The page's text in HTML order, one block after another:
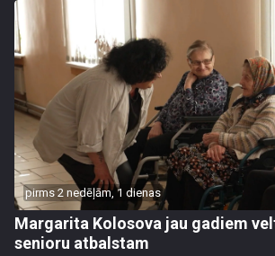
pirms 2 nedēļām, 1 dienas
Margarita Kolosova jau gadiem
senioru atbalstam